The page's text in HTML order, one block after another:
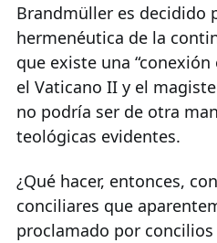
Brandmüller es decidido
hermenéutica de la
que existe una
el Vaticano II y el
no podría ser de otra
teológicas evidentes.
¿Qué hacer, entonces,
conciliares que
proclamado por